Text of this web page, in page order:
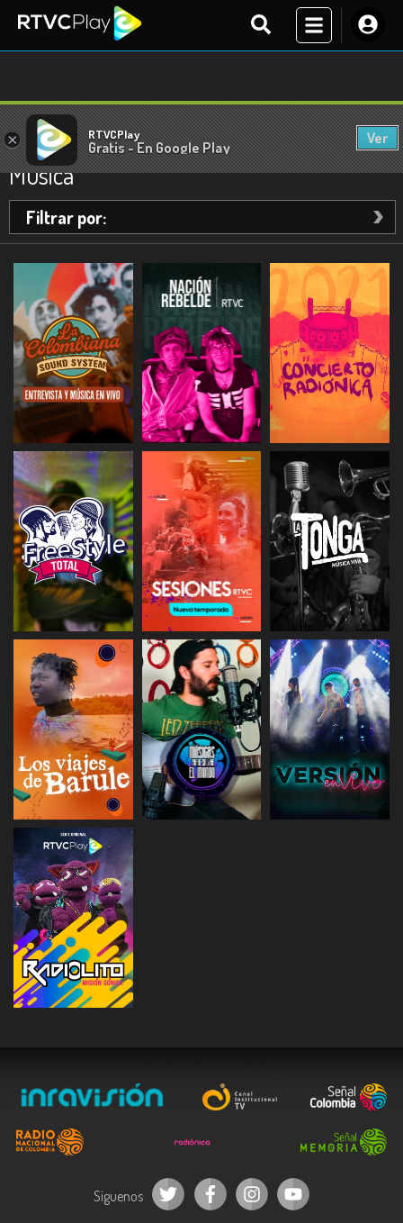
× RTVCPlay
Gratis - En Google Play
Ver
Para ver
Música
Filtrar por:
ESCUCHAR ESCUCHAR
ESCUCHAR ESCUCHAR ESCUCHAR
ESCUCHAR ESCUCHAR ESCUCHAR
ESCUCHAR
Síguenos